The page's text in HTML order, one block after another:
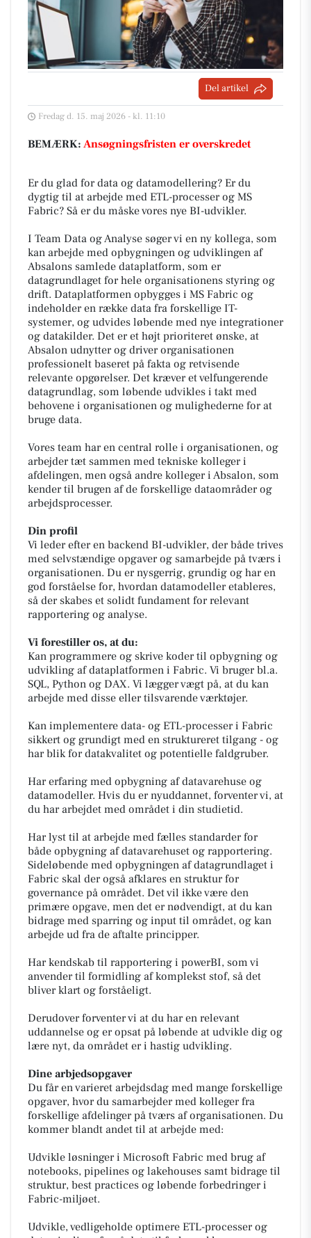
Del artikel
Fredag d. 15. maj 2026 - kl. 11:10
BEMÆRK: Ansøgningsfristen er overskredet
Er du glad for data og datamodellering? Er du
dygtig til at arbejde med ETL-processer og MS
Fabric? Så er du måske vores nye BI-udvikler.
I Team Data og Analyse søger vi en ny kollega, som
kan arbejde med opbygningen og udviklingen af
Absalons samlede dataplatform, som er
datagrundlaget for hele organisationens styring og
drift. Dataplatformen opbygges i MS Fabric og
indeholder en række data fra forskellige IT-
systemer, og udvides løbende med nye integrationer
og datakilder. Det er et højt prioriteret ønske, at
Absalon udnytter og driver organisationen
professionelt baseret på fakta og retvisende
relevante opgørelser. Det kræver et velfungerende
datagrundlag, som løbende udvikles i takt med
behovene i organisationen og mulighederne for at
bruge data.
Vores team har en central rolle i organisationen, og
arbejder tæt sammen med tekniske kolleger i
afdelingen, men også andre kolleger i Absalon, som
kender til brugen af de forskellige dataområder og
arbejdsprocesser.
Din profil
Vi leder efter en backend BI-udvikler, der både trives
med selvstændige opgaver og samarbejde på tværs i
organisationen. Du er nysgerrig, grundig og har en
god forståelse for, hvordan datamodeller etableres,
så der skabes et solidt fundament for relevant
rapportering og analyse.
Vi forestiller os, at du:
Kan programmere og skrive koder til opbygning og
udvikling af dataplatformen i Fabric. Vi bruger bl.a.
SQL, Python og DAX. Vi lægger vægt på, at du kan
arbejde med disse eller tilsvarende værktøjer.
Kan implementere data- og ETL-processer i Fabric
sikkert og grundigt med en struktureret tilgang - og
har blik for datakvalitet og potentielle faldgruber.
Har erfaring med opbygning af datavarehuse og
datamodeller. Hvis du er nyuddannet, forventer vi, at
du har arbejdet med området i din studietid.
Har lyst til at arbejde med fælles standarder for
både opbygning af datavarehuset og rapportering.
Sideløbende med opbygningen af datagrundlaget i
Fabric skal der også afklares en struktur for
governance på området. Det vil ikke være den
primære opgave, men det er nødvendigt, at du kan
bidrage med sparring og input til området, og kan
arbejde ud fra de aftalte principper.
Har kendskab til rapportering i powerBI, som vi
anvender til formidling af komplekst stof, så det
bliver klart og forståeligt.
Derudover forventer vi at du har en relevant
uddannelse og er opsat på løbende at udvikle dig og
lære nyt, da området er i hastig udvikling.
Dine arbjedsopgaver
Du får en varieret arbejdsdag med mange forskellige
opgaver, hvor du samarbejder med kolleger fra
forskellige afdelinger på tværs af organisationen. Du
kommer blandt andet til at arbejde med:
Udvikle løsninger i Microsoft Fabric med brug af
notebooks, pipelines og lakehouses samt bidrage til
struktur, best practices og løbende forbedringer i
Fabric-miljøet.
Udvikle, vedligeholde optimere ETL-processer og